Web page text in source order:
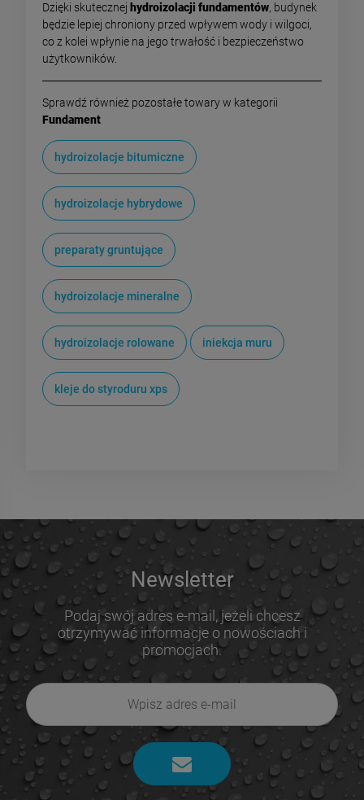
Dzięki skutecznej hydroizolacji fundamentów, budynek
będzie lepiej chroniony przed wpływem wody i wilgoci,
co z kolei wpłynie na jego trwałość i bezpieczeństwo
użytkowników.
Sprawdź również pozostałe towary w kategorii
Fundament
hydroizolacje bitumiczne
hydroizolacje hybrydowe
preparaty gruntujące
hydroizolacje mineralne
hydroizolacje rolowane iniekcja muru
kleje do styroduru xps
Newsletter
Podaj swój adres e-mail, jeżeli chcesz
otrzymywać informacje o nowościach i
promocjach.